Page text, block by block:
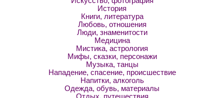
История
Книги, литература
Любовь, отношения
Люди, знаменитости
Медицина
Мистика, астрология
Мифы, сказки, персонажи
Музыка, танцы
Нападение, спасение, происшествие
Напитки, алкоголь
Одежда, обувь, материалы